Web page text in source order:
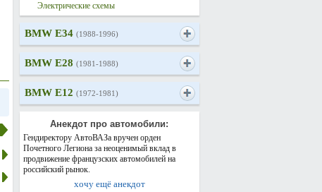
Электрические схемы
BMW E34 (1988-1996)
BMW E28 (1981-1988)
BMW E12 (1972-1981)
Анекдот про автомобили:
Гендиректору АвтоВАЗа вручен орден
Почетного Легиона за неоценимый вклад в
продвижение французских автомобилей на
российский рынок.
хочу ещё анекдот